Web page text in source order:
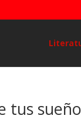
tus